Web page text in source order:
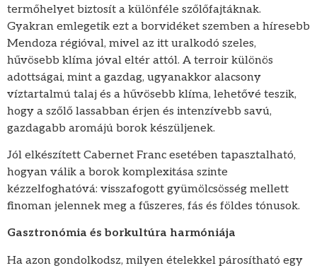
termőhelyet biztosít a különféle szőlőfajtáknak.
Gyakran emlegetik ezt a borvidéket szemben a híresebb
Mendoza régióval, mivel az itt uralkodó szeles,
hűvösebb klíma jóval eltér attól. A terroir különös
adottságai, mint a gazdag, ugyanakkor alacsony
víztartalmú talaj és a hűvösebb klíma, lehetővé teszik,
hogy a szőlő lassabban érjen és intenzívebb savú,
gazdagabb aromájú borok készüljenek.
Jól elkészített Cabernet Franc esetében tapasztalható,
hogyan válik a borok komplexitása szinte
kézzelfoghatóvá: visszafogott gyümölcsösség mellett
finoman jelennek meg a fűszeres, fás és földes tónusok.
Gasztronómia és borkultúra harmóniája
Ha azon gondolkodsz, milyen ételekkel párosítható egy